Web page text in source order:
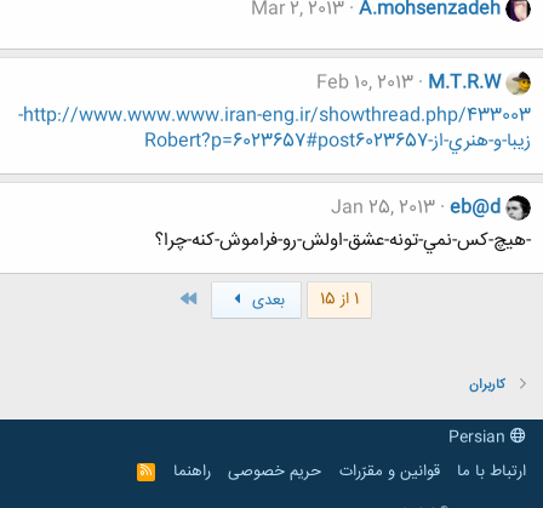
A.mohsenzadeh
Mar 2, 2013
M.T.R.W
Feb 10, 2013
http://www.www.www.iran-eng.ir/showthread.php/433003-
زيبا-و-هنري-از-Robert?p=6023657#post6023657
eb@d
Jan 25, 2013
-هيچ-كس-نمي-تونه-عشق-اولش-رو-فراموش-كنه-چرا؟
1 از 15 بعدی
کاربران
ارتباط با ما
قوانین و مقرّرات حریم خصوصی راهنما
R
S